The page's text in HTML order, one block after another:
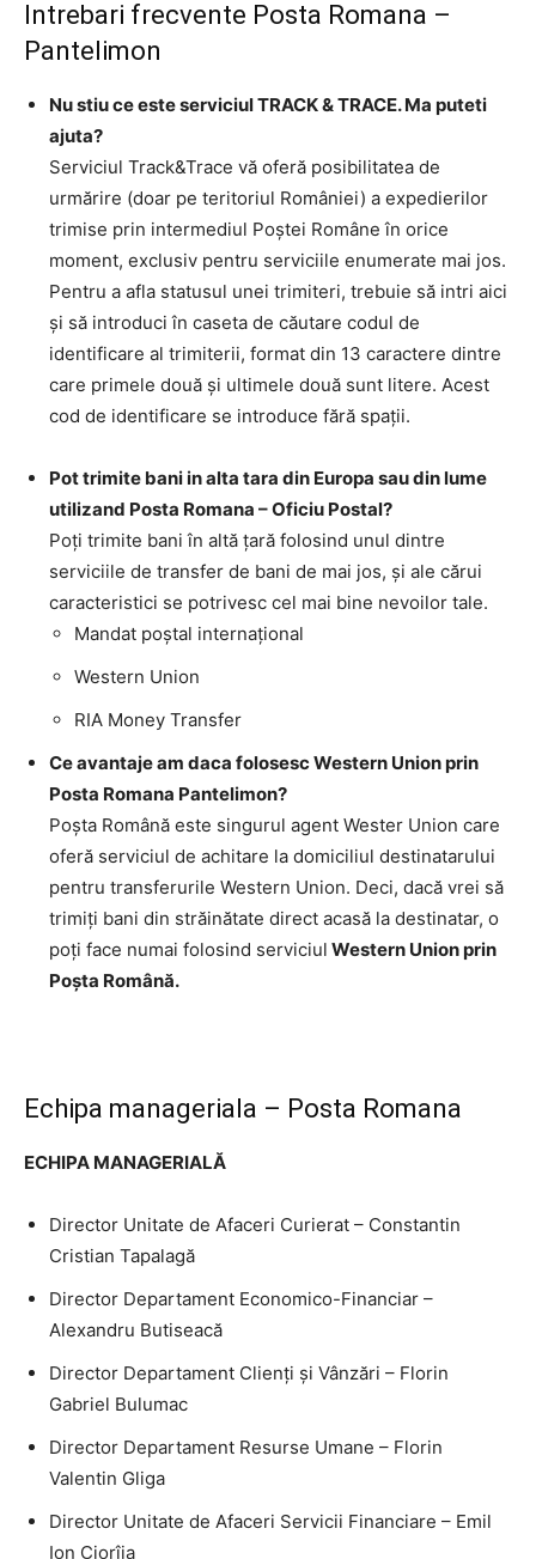
Intrebari frecvente Posta Romana –
Pantelimon
Nu stiu ce este serviciul TRACK & TRACE. Ma puteti
ajuta?
Serviciul Track&Trace vă oferă posibilitatea de
urmărire (doar pe teritoriul României) a expedierilor
trimise prin intermediul Poştei Române în orice
moment, exclusiv pentru serviciile enumerate mai jos.
Pentru a afla statusul unei trimiteri, trebuie să intri aici
şi să introduci în caseta de căutare codul de
identificare al trimiterii, format din 13 caractere dintre
care primele două şi ultimele două sunt litere. Acest
cod de identificare se introduce fără spaţii.
Pot trimite bani in alta tara din Europa sau din lume
utilizand Posta Romana – Oficiu Postal?
Poţi trimite bani în altă ţară folosind unul dintre
serviciile de transfer de bani de mai jos, şi ale cărui
caracteristici se potrivesc cel mai bine nevoilor tale.
Mandat poştal internaţional
Western Union
RIA Money Transfer
Ce avantaje am daca folosesc Western Union prin
Posta Romana Pantelimon?
Poşta Română este singurul agent Wester Union care
oferă serviciul de achitare la domiciliul destinatarului
pentru transferurile Western Union. Deci, dacă vrei să
trimiţi bani din străinătate direct acasă la destinatar, o
poţi face numai folosind serviciul Western Union prin
Poşta Română.
Echipa manageriala – Posta Romana
ECHIPA MANAGERIALĂ
Director Unitate de Afaceri Curierat – Constantin
Cristian Tapalagă
Director Departament Economico-Financiar –
Alexandru Butiseacă
Director Departament Clienți și Vânzări – Florin
Gabriel Bulumac
Director Departament Resurse Umane – Florin
Valentin Gliga
Director Unitate de Afaceri Servicii Financiare – Emil
Ion Ciorîia